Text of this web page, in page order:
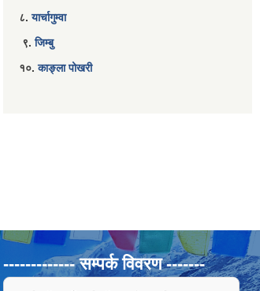
८.यार्चागुम्वा
९.जिम्बु
१०.काङ्ला पोखरी
------------- सम्पर्क विवरण -------